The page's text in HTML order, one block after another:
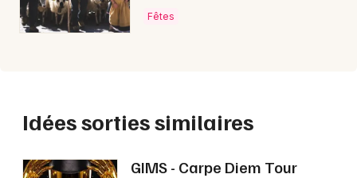
Fêtes
Idées sorties similaires
GIMS - Carpe Diem Tour